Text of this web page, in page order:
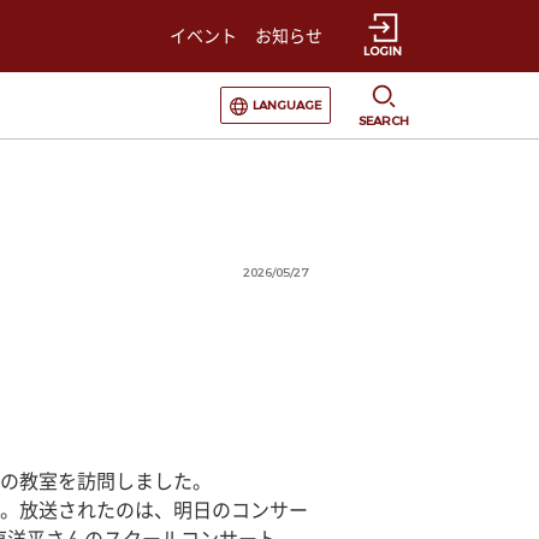
イベント お知らせ
LOGIN
選択すると言語の切替が発生します
LANGUAGE
SEARCH
2026/05/27
室を訪問しました。
放送されたのは、明日のコンサー